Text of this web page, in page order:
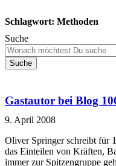
Schlagwort: Methoden
Suche
Suche
Gastautor bei Blog
9. April 2008
Oliver Springer schreibt für
das Einteilen von Kräften,
immer zur Spitzengruppe